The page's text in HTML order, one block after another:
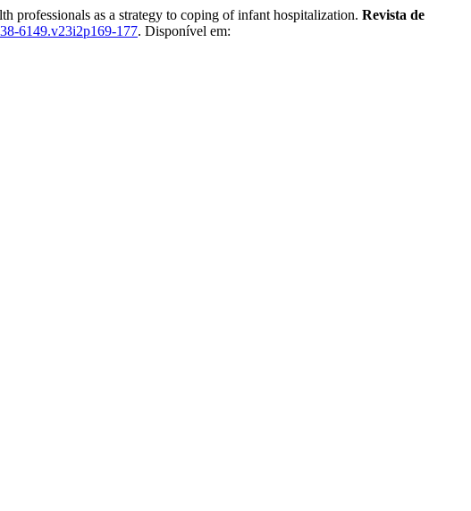
as a strategy to coping of infant hospitalization. Revista de
6149.v23i2p169-177. Disponível em: